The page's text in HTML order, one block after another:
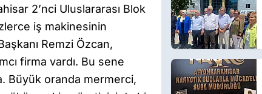
2’nci Uluslararası Blok
iş makinesinin
Remzi Özcan,
firma vardı. Bu sene
Büyük oranda mermerci,